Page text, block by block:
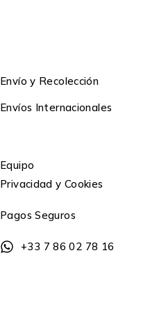
Envío y Recolección
Envíos Internacionales
Equipo
Privacidad y Cookies
Pagos Seguros
+33 7 86 02 78 16